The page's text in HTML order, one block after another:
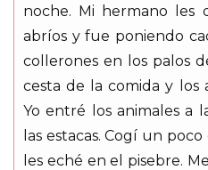
noche. Mi hermano les
abríos y fue poniendo
collerones en los palos
cesta de la comida y los
Yo entré los animales a
las estacas. Cogí un
les eché en el pisebre.